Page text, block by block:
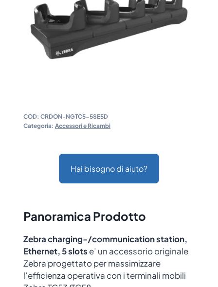
COD: CRDON-NGTC5-5SE5D
Categoria: Accessori e Ricambi
Hai bisogno di aiuto?
Panoramica Prodotto
Zebra charging-/communication station,
Ethernet, 5 slots e’ un accessorio originale
Zebra progettato per massimizzare
l’efficienza operativa con i terminali mobili